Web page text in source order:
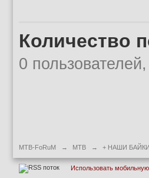
Количество
0
MTB-FoRuM → MTB → + НАШИ БАЙКИ
Использовать